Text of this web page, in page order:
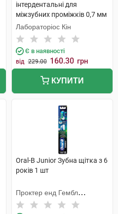
інтердентальні для
міжзубних проміжків 0,7 мм
6 шт
Лабораторіос Кін
Є в наявності
від 229.00 160.30 грн
КУПИТИ
Oral-B Junior Зубна щітка з 6
років 1 шт
Проктер енд Гембл
Меньюфекчурінг